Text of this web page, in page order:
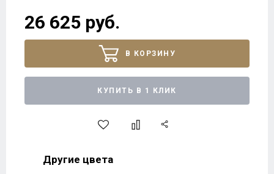
26 625 руб.
В КОРЗИНУ
КУПИТЬ В 1 КЛИК
Другие цвета